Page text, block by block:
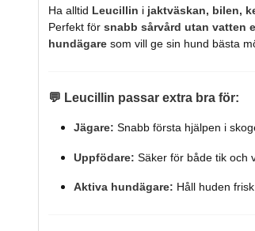
Ha alltid Leucillin i jaktväskan, bilen,
Perfekt försnabb sårvård utan vatten
hundägare som vill ge sin hund bästa
💬 Leucillin passar extra bra för:
Jägare: Snabb första hjälpen i
Uppfödare: Säker för både tik och
Aktiva hundägare: Håll huden